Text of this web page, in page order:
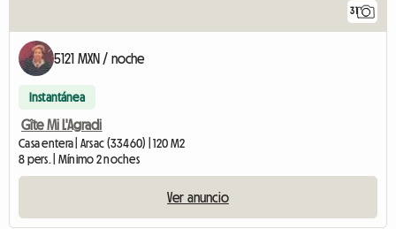
31
5121 MXN / noche
Instantánea
Gîte Mi L'Agradi
Casa entera | Arsac (33460) | 120 M2
8 pers. | Mínimo 2 noches
Ver anuncio